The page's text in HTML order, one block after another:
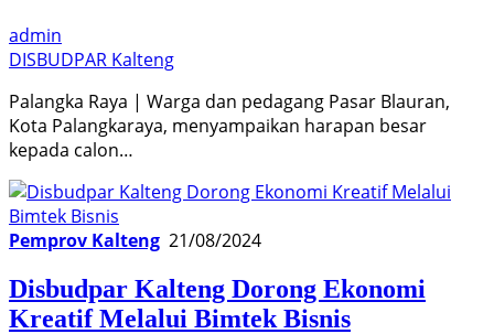
admin
DISBUDPAR Kalteng
Palangka Raya | Warga dan pedagang Pasar Blauran,
Kota Palangkaraya, menyampaikan harapan besar
kepada calon…
Pemprov Kalteng 21/08/2024
Disbudpar Kalteng Dorong Ekonomi
Kreatif Melalui Bimtek Bisnis